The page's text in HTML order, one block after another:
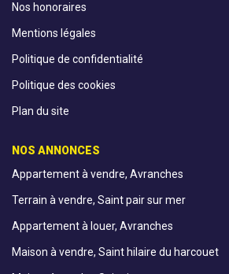
Nos honoraires
Mentions légales
Politique de confidentialité
Politique des cookies
Plan du site
NOS ANNONCES
Appartement à vendre, Avranches
Terrain à vendre, Saint pair sur mer
Appartement à louer, Avranches
Maison à vendre, Saint hilaire du harcouet